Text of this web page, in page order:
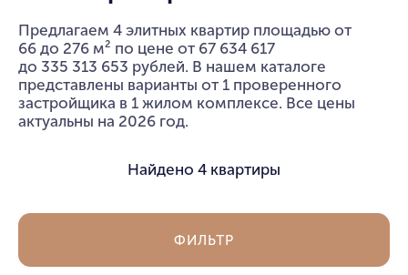
Предлагаем 4 элитных квартир площадью от
66 до 276 м² по цене от 67 634 617
до 335 313 653 рублей. В нашем каталоге
представлены варианты от 1 проверенного
застройщика в 1 жилом комплексе. Все цены
актуальны на 2026 год.
Найдено 4 квартиры
ФИЛЬТР